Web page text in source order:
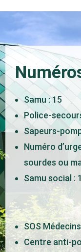
Samu : 15
Police-
Sapeurs-
Numéro
sourdes ou
Samu social :
SOS
Centre anti-